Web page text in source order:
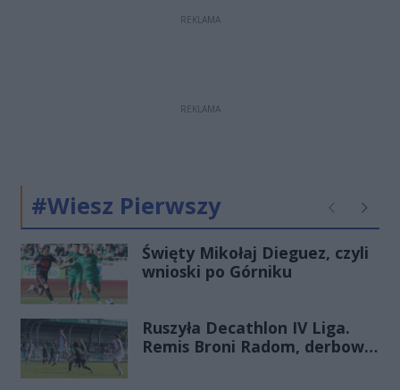
REKLAMA
REKLAMA
#Wiesz Pierwszy Poprzednie
Święty Mikołaj Dieguez, czyli
wnioski po Górniku
Ruszyła Decathlon IV Liga.
Remis Broni Radom, derbowa